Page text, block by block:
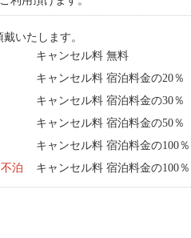
いたします。
キャンセル料 無料
キャンセル料 宿泊料金の20％
キャンセル料 宿泊料金の30％
キャンセル料 宿泊料金の50％
キャンセル料 宿泊料金の100％
泊
キャンセル料 宿泊料金の100％